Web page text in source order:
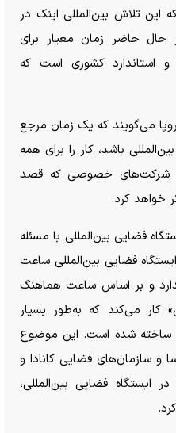
این تلاش بین‌المللی اینک در
حاضر زمان معیار برای
استاندارد کشوری است که
می‌گویند که یک زمان مرجع
باشد، کار را برای همه
شرکت‌های خصوصی که قصد
خواهد کرد.
فضایی بین‌المللی با مسئله
فضایی بین‌المللی ساعت
و بر اساس ساعت هماهنگ
کار می‌کند که به‌طور بسیار
ساخته شده است. این موضوع
و سازمان‌های فضایی کانادا و
فضایی بین‌المللی،